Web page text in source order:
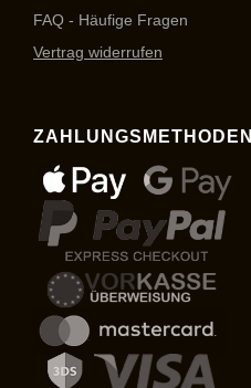
FAQ - Häufige Fragen
Vertrag widerrufen
ZAHLUNGSMETHODEN